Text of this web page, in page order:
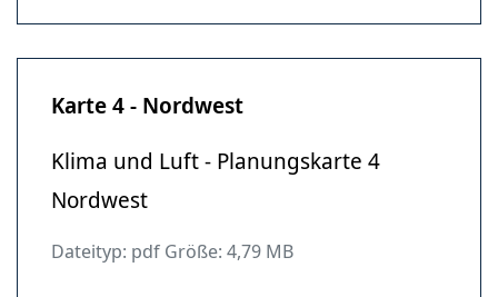
Karte 4 - Nordwest
Klima und Luft - Planungskarte 4
Nordwest
Dateityp: pdf Größe: 4,79 MB